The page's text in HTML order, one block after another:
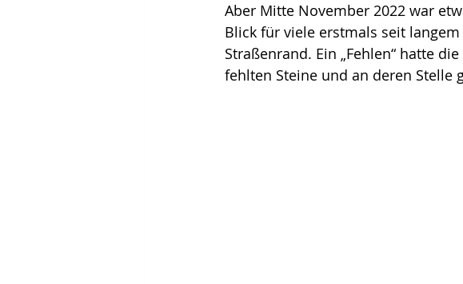
Aber Mitte November 2022 war
Blick für viele erstmals seit
Straßenrand. Ein „Fehlen“ hatte
fehlten Steine und an deren Stelle